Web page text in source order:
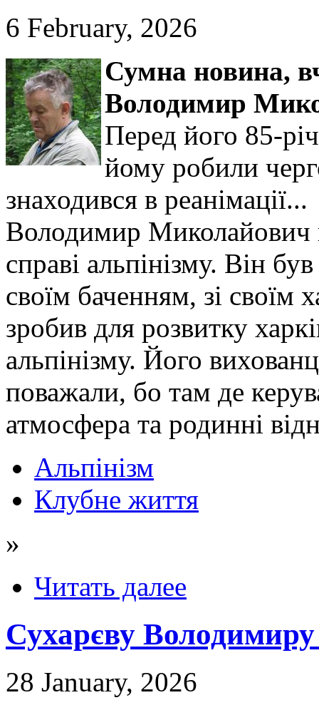
6 February, 2026
Сумна новина,
Володимир
Перед його 85-
йому робили
знаходився в реанімації...
Володимир Миколайович
справі альпінізму. Він
своїм баченням, зі своїм
зробив для розвитку
альпінізму. Його
поважали, бо там де
атмосфера та родинні
Альпінізм
Клубне життя
»
Читать далее
Сухарєву
28 January, 2026